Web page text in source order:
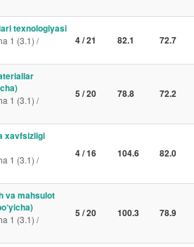
texnologiyasi
1 (3.1) /
4 / 21 82.1 72.7
1 (3.1) /
5 / 20 78.8 72.2
xavfsizligi
1 (3.1) /
4 / 16 104.6 82.0
va mahsulot
1 (3.1) /
5 / 20 100.3 78.9